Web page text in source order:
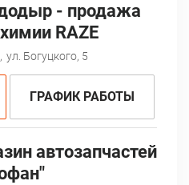
- продажа
RAZE
ул. Богуцкого, 5
ГРАФИК РАБОТЫ
автозапчастей